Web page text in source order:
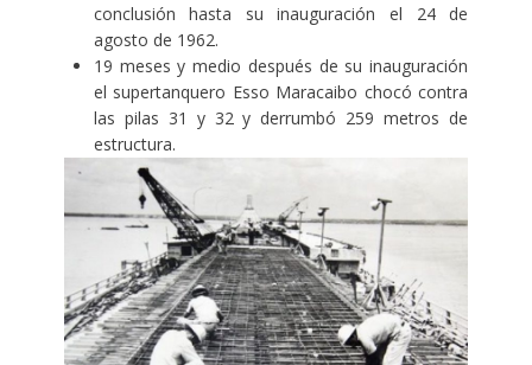
conclusión hasta su inauguración el 24 de
agosto de 1962.
19 meses y medio después de su inauguración
el supertanquero Esso Maracaibo chocó contra
las pilas 31 y 32 y derrumbó 259 metros de
estructura.